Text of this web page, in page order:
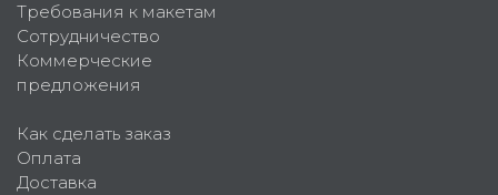
Требования к макетам
Сотрудничество
Коммерческие
предложения
Как сделать заказ
Оплата
Доставка